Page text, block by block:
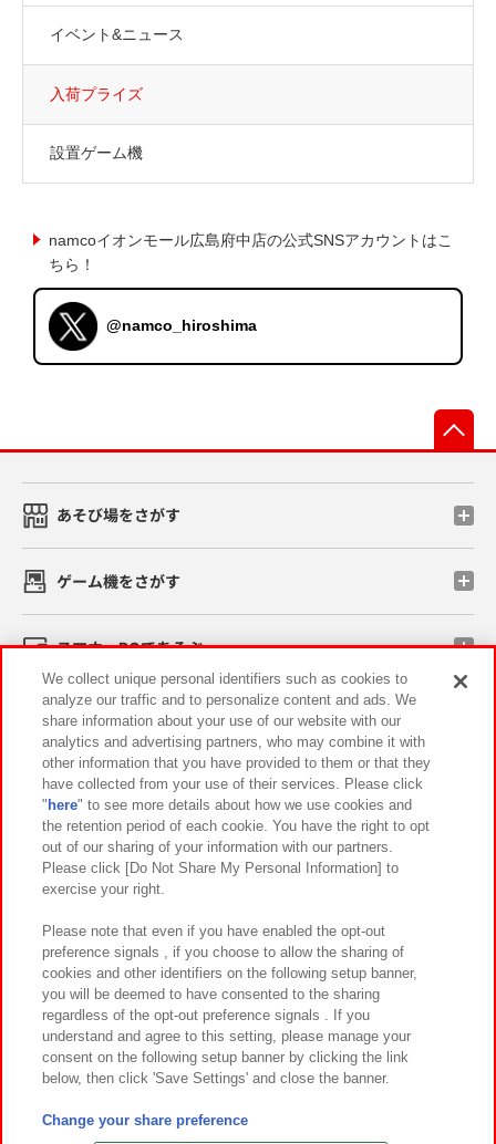
イベント&ニュース
入荷プライズ
設置ゲーム機
namcoイオンモール広島府中店の公式SNSアカウントはこ
ちら！
@namco_hiroshima
あそび場をさがす
ゲーム機をさがす
スマホ・PCであそぶ
イベント・キャンペーン
関連会社 サステナビリティ サイトポリシー
プライバシーポリシー ウェブアクセシビリティ方針と検証結果
お取引先さまとともに
カスタマーハラスメント対応方針 よくあるご質問・お問い合わせ
©Bandai Namco Amusement Inc.
©Bandai Namco Amusement Lab Inc.
We collect unique personal identifiers such as cookies to
analyze our traffic and to personalize content and ads. We
share information about your use of our website with our
analytics and advertising partners, who may combine it with
other information that you have provided to them or that they
have collected from your use of their services. Please click
" here" to see more details about how we use cookies and
the retention period of each cookie. You have the right to opt
out of our sharing of your information with our partners.
Please click [Do Not Share My Personal Information] to
exercise your right.
Please note that even if you have enabled the opt-out
preference signals , if you choose to allow the sharing of
cookies and other identifiers on the following setup banner,
you will be deemed to have consented to the sharing
regardless of the opt-out preference signals . If you
understand and agree to this setting, please manage your
consent on the following setup banner by clicking the link
below, then click 'Save Settings' and close the banner.
Change your share preference